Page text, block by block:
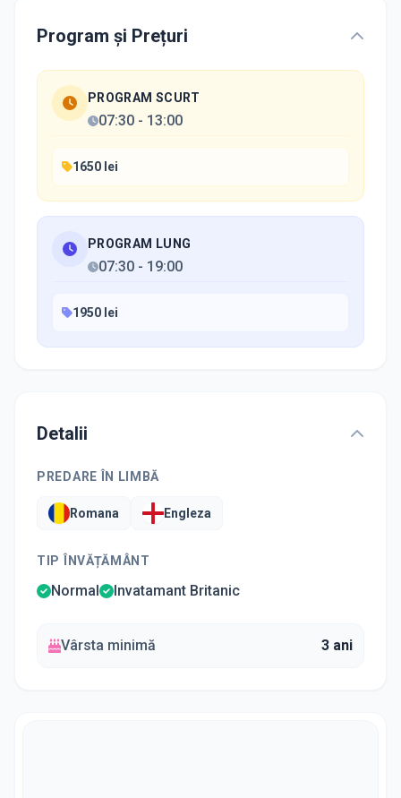
Program și Prețuri
PROGRAM SCURT
07:30 - 13:00
1650 lei
PROGRAM LUNG
07:30 - 19:00
1950 lei
Detalii
PREDARE ÎN LIMBĂ
Romana Engleza
TIP ÎNVĂȚĂMÂNT
Normal Invatamant Britanic
Vârsta minimă 3 ani